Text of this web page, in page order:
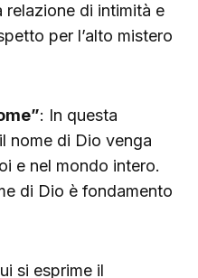
relazione di intimità e
per l’alto mistero
: In questa
nome di Dio venga
e nel mondo intero.
di Dio è fondamento
si esprime il